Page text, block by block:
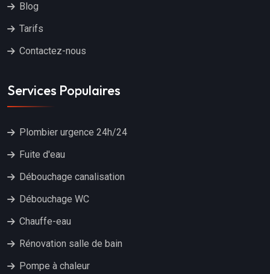
Blog
Tarifs
Contactez-nous
Services Populaires
Plombier urgence 24h/24
Fuite d'eau
Débouchage canalisation
Débouchage WC
Chauffe-eau
Rénovation salle de bain
Pompe à chaleur